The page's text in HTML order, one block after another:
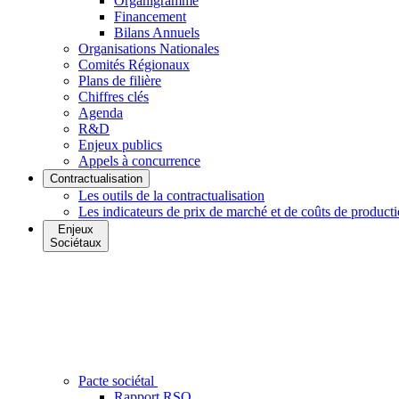
Financement
Bilans Annuels
Organisations Nationales
Comités Régionaux
Plans de filière
Chiffres clés
Agenda
R&D
Enjeux publics
Appels à concurrence
Contractualisation
Les outils de la contractualisation
Les indicateurs de prix de marché et de coûts de
Enjeux
Sociétaux
Pacte sociétal